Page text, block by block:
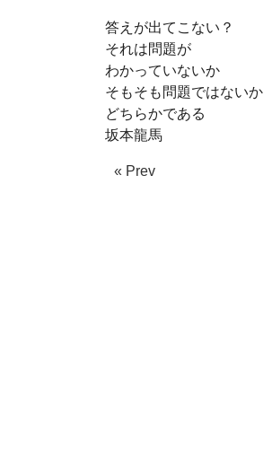
答えが出てこない？
それは問題が
わかっていないか
そもそも問題ではないか
どちらかである
坂本龍馬
« Prev